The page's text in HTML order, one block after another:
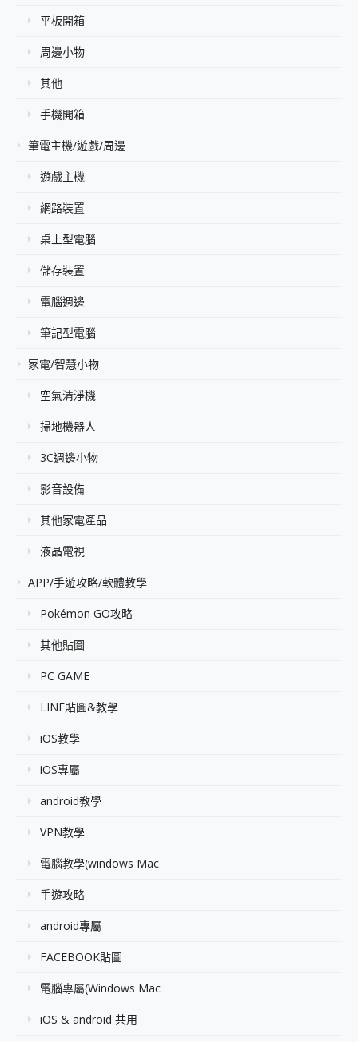
平板開箱
周邊小物
其他
手機開箱
筆電主機/遊戲/周邊
遊戲主機
網路裝置
桌上型電腦
儲存裝置
電腦週邊
筆記型電腦
家電/智慧小物
空氣清淨機
掃地機器人
3C週邊小物
影音設備
其他家電產品
液晶電視
APP/手遊攻略/軟體教學
Pokémon GO攻略
其他貼圖
PC GAME
LINE貼圖&教學
iOS教學
iOS專屬
android教學
VPN教學
電腦教學(windows Mac
手遊攻略
android專屬
FACEBOOK貼圖
電腦專屬(Windows Mac
iOS & android 共用